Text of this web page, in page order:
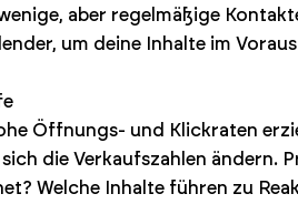
aber regelmäßige
um deine Inhalte im
Öffnungs- und Klickraten
die Verkaufszahlen ändern.
Welche Inhalte führen zu